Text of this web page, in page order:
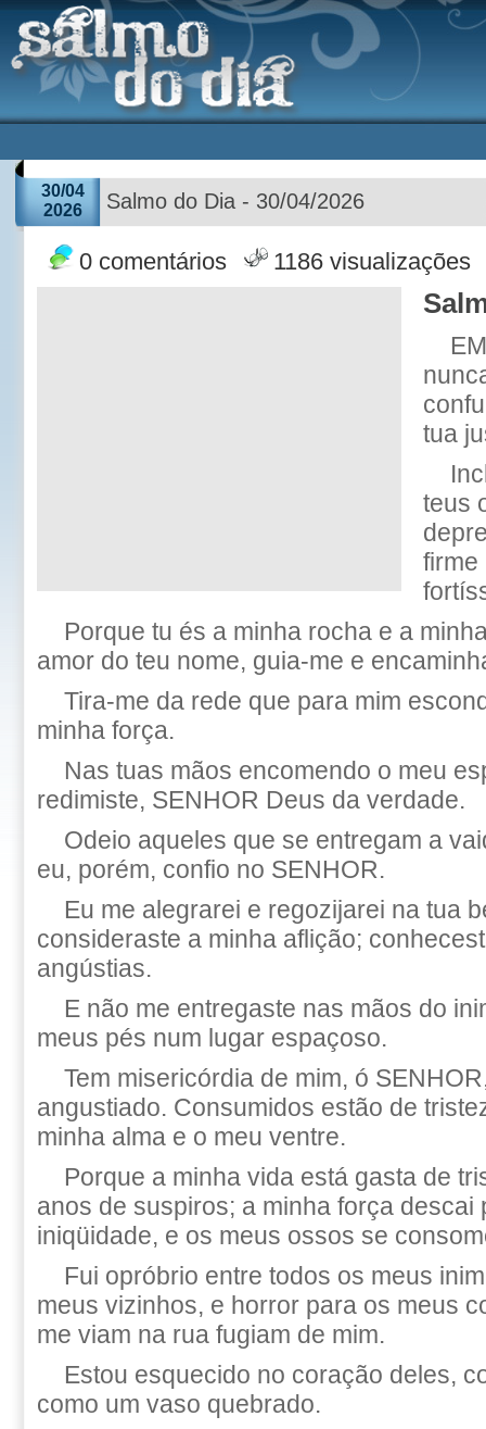
30/04
2026
Salmo do Dia - 30/04/2026
0 comentários 1186 visualizações
tua
teus
firme
Porque tu és a minha rocha e a
amor do teu nome, guia-me e
Tira-me da rede que para mim
minha força.
Nas tuas mãos encomendo o meu
redimiste, SENHOR Deus da verdade.
Odeio aqueles que se entregam a
eu, porém, confio no SENHOR.
Eu me alegrarei e regozijarei na tua
consideraste a minha aflição;
angústias.
E não me entregaste nas mãos do
meus pés num lugar espaçoso.
Tem misericórdia de mim, ó
angustiado. Consumidos estão de
minha alma e o meu ventre.
Porque a minha vida está gasta de
anos de suspiros; a minha força descai
iniqüidade, e os meus ossos se
Fui opróbrio entre todos os meus
meus vizinhos, e horror para os meus
me viam na rua fugiam de mim.
Estou esquecido no coração deles,
como um vaso quebrado.